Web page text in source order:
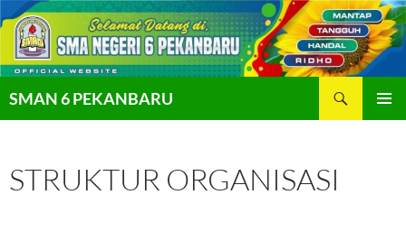
Langsung
ke
SMAN 6 PEKANBARU
STRUKTUR ORGANISASI